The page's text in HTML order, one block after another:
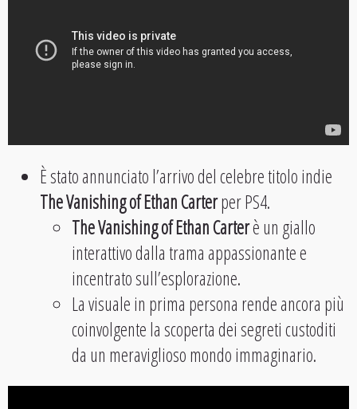
È stato annunciato l’arrivo del celebre titolo indie
The Vanishing of Ethan Carterper PS4.
The Vanishing of Ethan Carterè un giallo
interattivo dalla trama appassionante e
incentrato sull’esplorazione.
La visuale in prima persona rende ancora più
coinvolgente la scoperta dei segreti custoditi
da un meraviglioso mondo immaginario.